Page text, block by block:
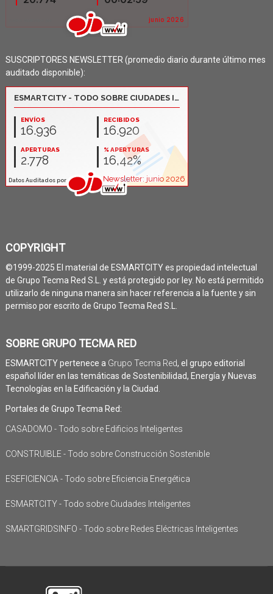
SUSCRIPTORES NEWSLETTER (promedio diario durante último mes
auditado disponible):
COPYRIGHT
©1999-2025 El material de ESMARTCITY es propiedad intelectual
de Grupo Tecma Red S.L. y está protegido por ley. No está permitido
utilizarlo de ninguna manera sin hacer referencia a la fuente y sin
permiso por escrito de Grupo Tecma Red S.L.
SOBRE GRUPO TECMA RED
ESMARTCITY pertenece a Grupo Tecma Red, el grupo editorial
español líder en las temáticas de Sostenibilidad, Energía y Nuevas
Tecnologías en la Edificación y la Ciudad.
Portales de Grupo Tecma Red:
CASADOMO - Todo sobre Edificios Inteligentes
CONSTRUIBLE - Todo sobre Construcción Sostenible
ESEFICIENCIA - Todo sobre Eficiencia Energética
ESMARTCITY - Todo sobre Ciudades Inteligentes
SMARTGRIDSINFO - Todo sobre Redes Eléctricas Inteligentes